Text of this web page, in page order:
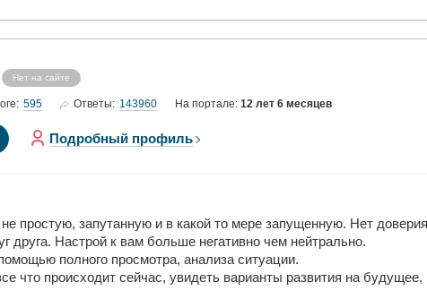
Нет на сайте
595 Ответы: 143960 На портале: 12 лет 6 месяцев
Подробный профиль
простую, запутанную и в какой то мере запущенную. Нет
Настрой к вам больше негативно чем нейтрально.
полного просмотра, анализа ситуации.
что происходит сейчас, увидеть варианты развития на